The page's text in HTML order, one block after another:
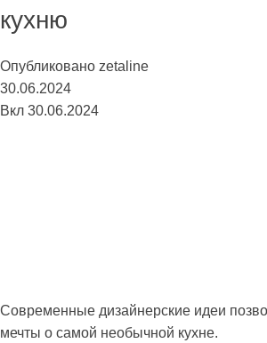
кухню
Опубликовано zetaline
30.06.2024
Вкл 30.06.2024
Современные дизайнерские идеи
мечты о самой необычной кухне.